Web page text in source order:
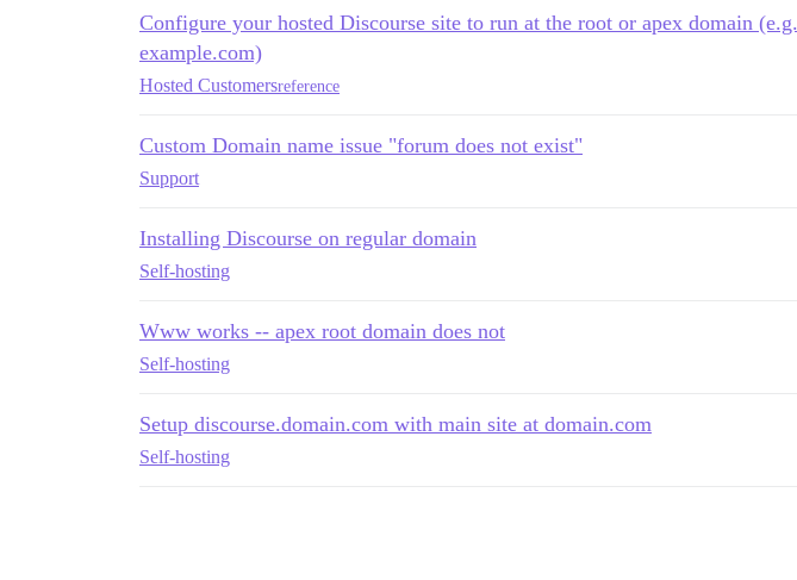
Configure your hosted Discourse site to run at the root or apex domain (e.g.
example.com)
Hosted Customersreference
Custom Domain name issue "forum does not exist"
Support
Installing Discourse on regular domain
Self-hosting
Www works -- apex root domain does not
Self-hosting
Setup discourse.domain.com with main site at domain.com
Self-hosting